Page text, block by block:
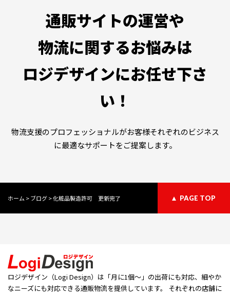
通販サイトの運営や
物流に関するお悩みは
ロジデザインにお任せ下さ
い！
物流支援のプロフェッショナルがお客様それぞれのビジネス
に最適なサポートをご提案します。
ホーム >ブログ>化粧品製造許可 更新完了 PAGE TOP
ロジデザイン（Logi Design）は「⽉に1個〜」の出荷にも対応、細やか
なニーズにも対応できる通販物流を提供しています。 それぞれの店舗に